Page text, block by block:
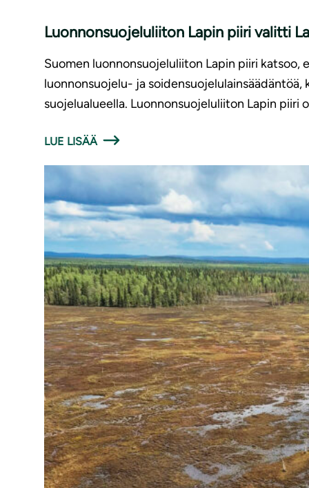
Luonnonsuojeluliiton Lapin piiri valitti
Suomen luonnonsuojeluliiton Lapin piiri
luonnonsuojelu- ja soidensuojelulainsäädäntöä,
suojelualueella. Luonnonsuojeluliiton Lapin
LUE LISÄÄ